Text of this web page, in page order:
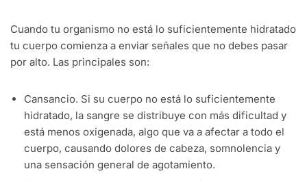
Cuando tu organismo no está lo suficientemente hidratado
tu cuerpo comienza a enviar señales que no debes pasar
por alto. Las principales son:
Cansancio. Si su cuerpo no está lo suficientemente
hidratado, la sangre se distribuye con más dificultad y
está menos oxigenada, algo que va a afectar a todo el
cuerpo, causando dolores de cabeza, somnolencia y
una sensación general de agotamiento.